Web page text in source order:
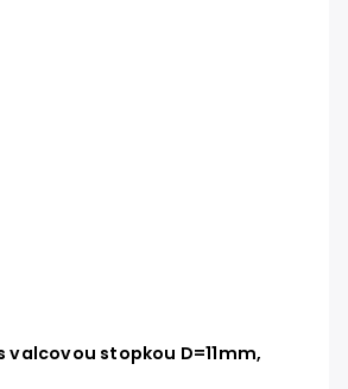
valcovou stopkou D=11mm,